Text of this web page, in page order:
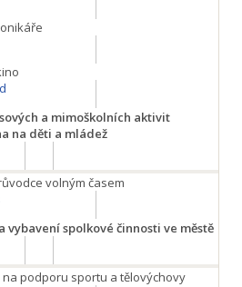
a mimoškolních aktivit
na děti a mládež
volným časem
vybavení spolkové činnosti ve městě
podporu sportu a tělovýchovy